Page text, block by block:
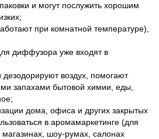
и могут послужить хорошим
при комнатной температуре),
диффузора уже входят в
воздух, помогают
запахами бытовой химии, еды,
дома, офиса и других закрытых
в аромамаркетинге (для
магазинах, шоу-румах, салонах